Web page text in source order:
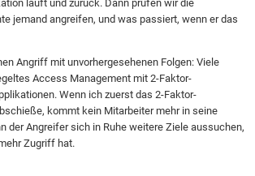
läuft und zurück. Dann prüfen wir die
jemand angreifen, und was passiert, wenn er das
Angriff mit unvorhergesehenen Folgen: Viele
Access Management mit 2-Faktor-
Wenn ich zuerst das 2-Faktor-
kommt kein Mitarbeiter mehr in seine
der Angreifer sich in Ruhe weitere Ziele aussuchen,
Zugriff hat.